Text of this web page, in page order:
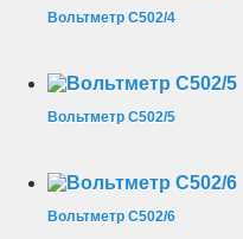
Вольтметр С502/4
Вольтметр С502/5
Вольтметр С502/6